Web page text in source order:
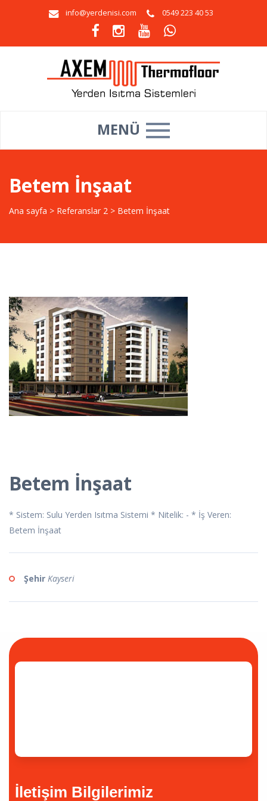
info@yerdenisi.com 0549 223 40 53
MENÜ
Betem İnşaat
Ana sayfa > Referanslar 2 > Betem İnşaat
Betem İnşaat
* Sistem: Sulu Yerden Isıtma Sistemi * Nitelik: - * İş Veren:
Betem İnşaat
Şehir Kayseri
İletişim Bilgilerimiz